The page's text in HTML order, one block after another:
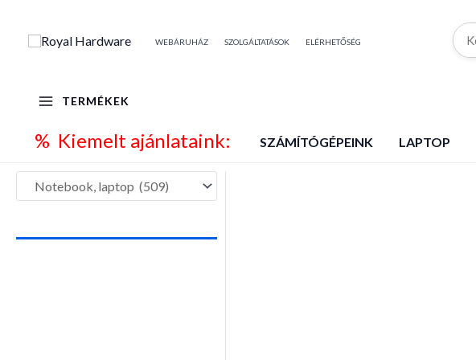
WEBÁRUHÁZ SZOLGÁLTATÁSOK ELÉRHETŐSÉG
TERMÉKEK
% Kiemelt ajánlataink: SZÁMÍTÓGÉPEINK LAPTOP